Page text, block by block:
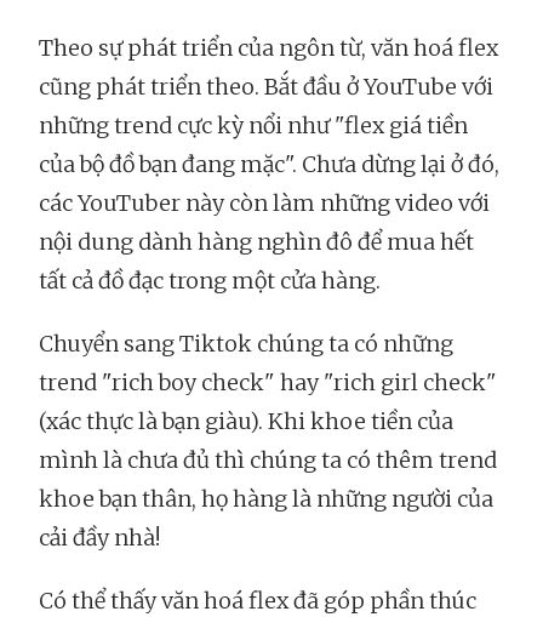
Theo sự phát triển của ngôn từ, văn hoá flex
cũng phát triển theo. Bắt đầu ở YouTube với
những trend cực kỳ nổi như "flex giá tiền
của bộ đồ bạn đang mặc". Chưa dừng lại ở đó,
các YouTuber này còn làm những video với
nội dung dành hàng nghìn đô để mua hết
tất cả đồ đạc trong một cửa hàng.
Chuyển sang Tiktok chúng ta có những
trend "rich boy check" hay "rich girl check"
(xác thực là bạn giàu). Khi khoe tiền của
mình là chưa đủ thì chúng ta có thêm trend
khoe bạn thân, họ hàng là những người của
cải đầy nhà!
Có thể thấy văn hoá flex đã góp phần thúc